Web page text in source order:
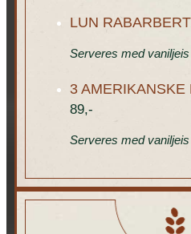
LUN
Serveres med vaniljeis
3 AMERIKANSKE
89,-
Serveres med